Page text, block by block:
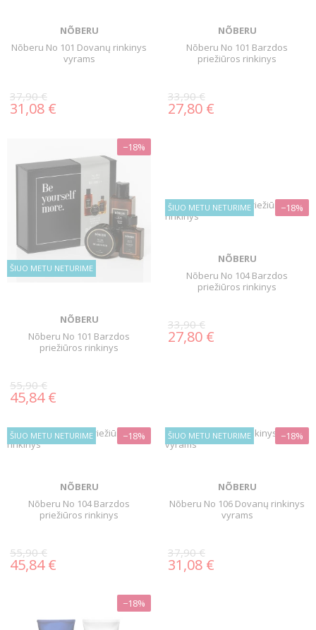
NÕBERU
Nõberu No 101 Dovanų rinkinys
vyrams
37,90 €
31,08 €
NÕBERU
Nõberu No 101 Barzdos
priežiūros rinkinys
33,90 €
27,80 €
ŠIUO METU NETURIME
−18%
NÕBERU
Nõberu No 101 Barzdos
priežiūros rinkinys
55,90 €
45,84 €
ŠIUO METU NETURIME −18%
NÕBERU
Nõberu No 104 Barzdos
priežiūros rinkinys
33,90 €
27,80 €
ŠIUO METU NETURIME −18%
NÕBERU
Nõberu No 104 Barzdos
priežiūros rinkinys
55,90 €
45,84 €
ŠIUO METU NETURIME −18%
NÕBERU
Nõberu No 106 Dovanų rinkinys
vyrams
37,90 €
31,08 €
−18%